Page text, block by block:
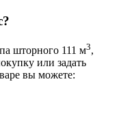
шторного 111 м3,
или задать
вы можете: